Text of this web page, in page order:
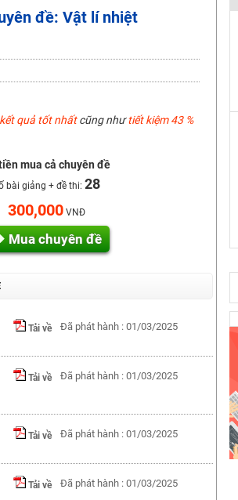
đề: Vật lí nhiệt
quả tốt nhấtcũng nhưtiết kiệm 43 %
mua cả chuyên đề
bài giảng + đề thi: 28
300,000 VNĐ
Mua chuyên đề
Tải về Đã phát hành : 01/03/2025
Tải về Đã phát hành : 01/03/2025
Tải về Đã phát hành : 01/03/2025
Tải về Đã phát hành : 01/03/2025